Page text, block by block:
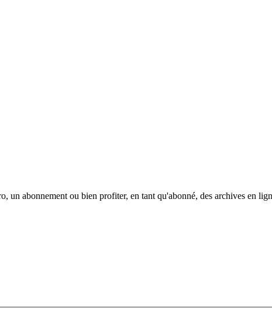
un abonnement ou bien profiter, en tant qu'abonné, des archives en